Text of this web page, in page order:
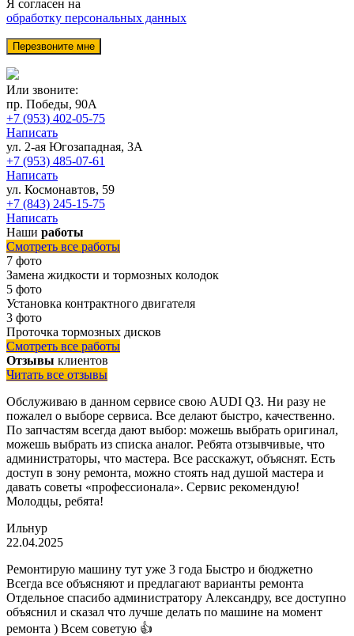
Я согласен на
обработку персональных данных
Или звоните:
пр. Победы, 90А
+7 (953) 402-05-75
Написать
ул. 2-ая Югозападная, 3А
+7 (953) 485-07-61
Написать
ул. Космонавтов, 59
+7 (843) 245-15-75
Написать
Наши работы
Смотреть все работы
7 фото
Замена жидкости и тормозных колодок
5 фото
Установка контрактного двигателя
3 фото
Проточка тормозных дисков
Смотреть все работы
Отзывы клиентов
Читать все отзывы
Обслуживаю в данном сервисе свою AUDI Q3. Ни разу не
пожалел о выборе сервиса. Все делают быстро, качественно.
По запчастям всегда дают выбор: можешь выбрать оригинал,
можешь выбрать из списка аналог. Ребята отзывчивые, что
администраторы, что мастера. Все расскажут, объяснят. Есть
доступ в зону ремонта, можно стоять над душой мастера и
давать советы «профессионала». Сервис рекомендую!
Молодцы, ребята!
Ильнур
22.04.2025
Ремонтирую машину тут уже 3 года Быстро и бюджетно
Всегда все объясняют и предлагают варианты ремонта
Отдельное спасибо администратору Александру, все доступно
объяснил и сказал что лучше делать по машине на момент
ремонта ) Всем советую 👍